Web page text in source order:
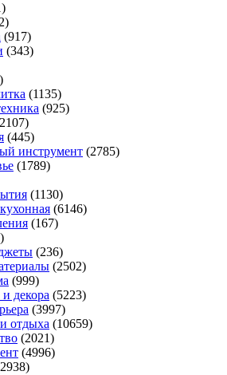
(917)
(343)
(1135)
(925)
(445)
инструмент (2785)
(1789)
(1130)
(6146)
(167)
(236)
(2502)
(999)
декора (5223)
(3997)
отдыха (10659)
(2021)
(4996)